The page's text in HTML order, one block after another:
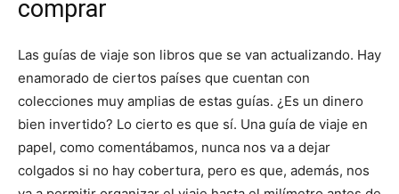
comprar
Las guías de viaje son libros que se van actualizando. Hay
enamorado de ciertos países que cuentan con
colecciones muy amplias de estas guías. ¿Es un dinero
bien invertido? Lo cierto es que sí. Una guía de viaje en
papel, como comentábamos, nunca nos va a dejar
colgados si no hay cobertura, pero es que, además, nos